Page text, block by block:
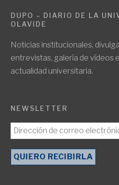
DUPO – DIARIO DE LA
OLAVIDE
Noticias institucionales,
entrevistas, galería de vídeos
actualidad universitaria.
NEWSLETTER